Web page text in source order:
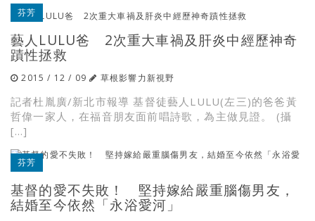
芬芳
藝人LULU爸 2次重大車禍及肝炎中經歷神奇
蹟性拯救
2015 / 12 / 09 草根影響力新視野
記者杜胤廣/新北市報導 基督徒藝人LULU(左三)的爸爸黃
哲偉一家人，在福音朋友面前唱詩歌，為主做見證。 (攝
[…]
芬芳
基督的愛不失敗！ 堅持嫁給嚴重腦傷男友，
結婚至今依然「永浴愛河」